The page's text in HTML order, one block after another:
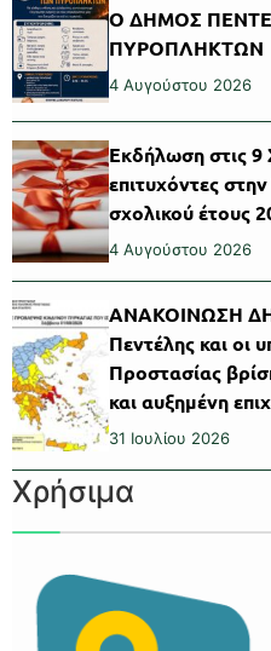
Ο ΔΗΜΟΣ
ΠΥΡΟΠΛΗΚΤΩΝ
4 Αυγούστου 2026
Εκδήλωση στις 9
επιτυχόντες
σχολικού έτους
4 Αυγούστου 2026
ΑΝΑΚΟΙΝΩΣΗ
Πεντέλης και οι
Προστασίας
και αυξημένη
31 Ιουλίου 2026
Χρήσιμα